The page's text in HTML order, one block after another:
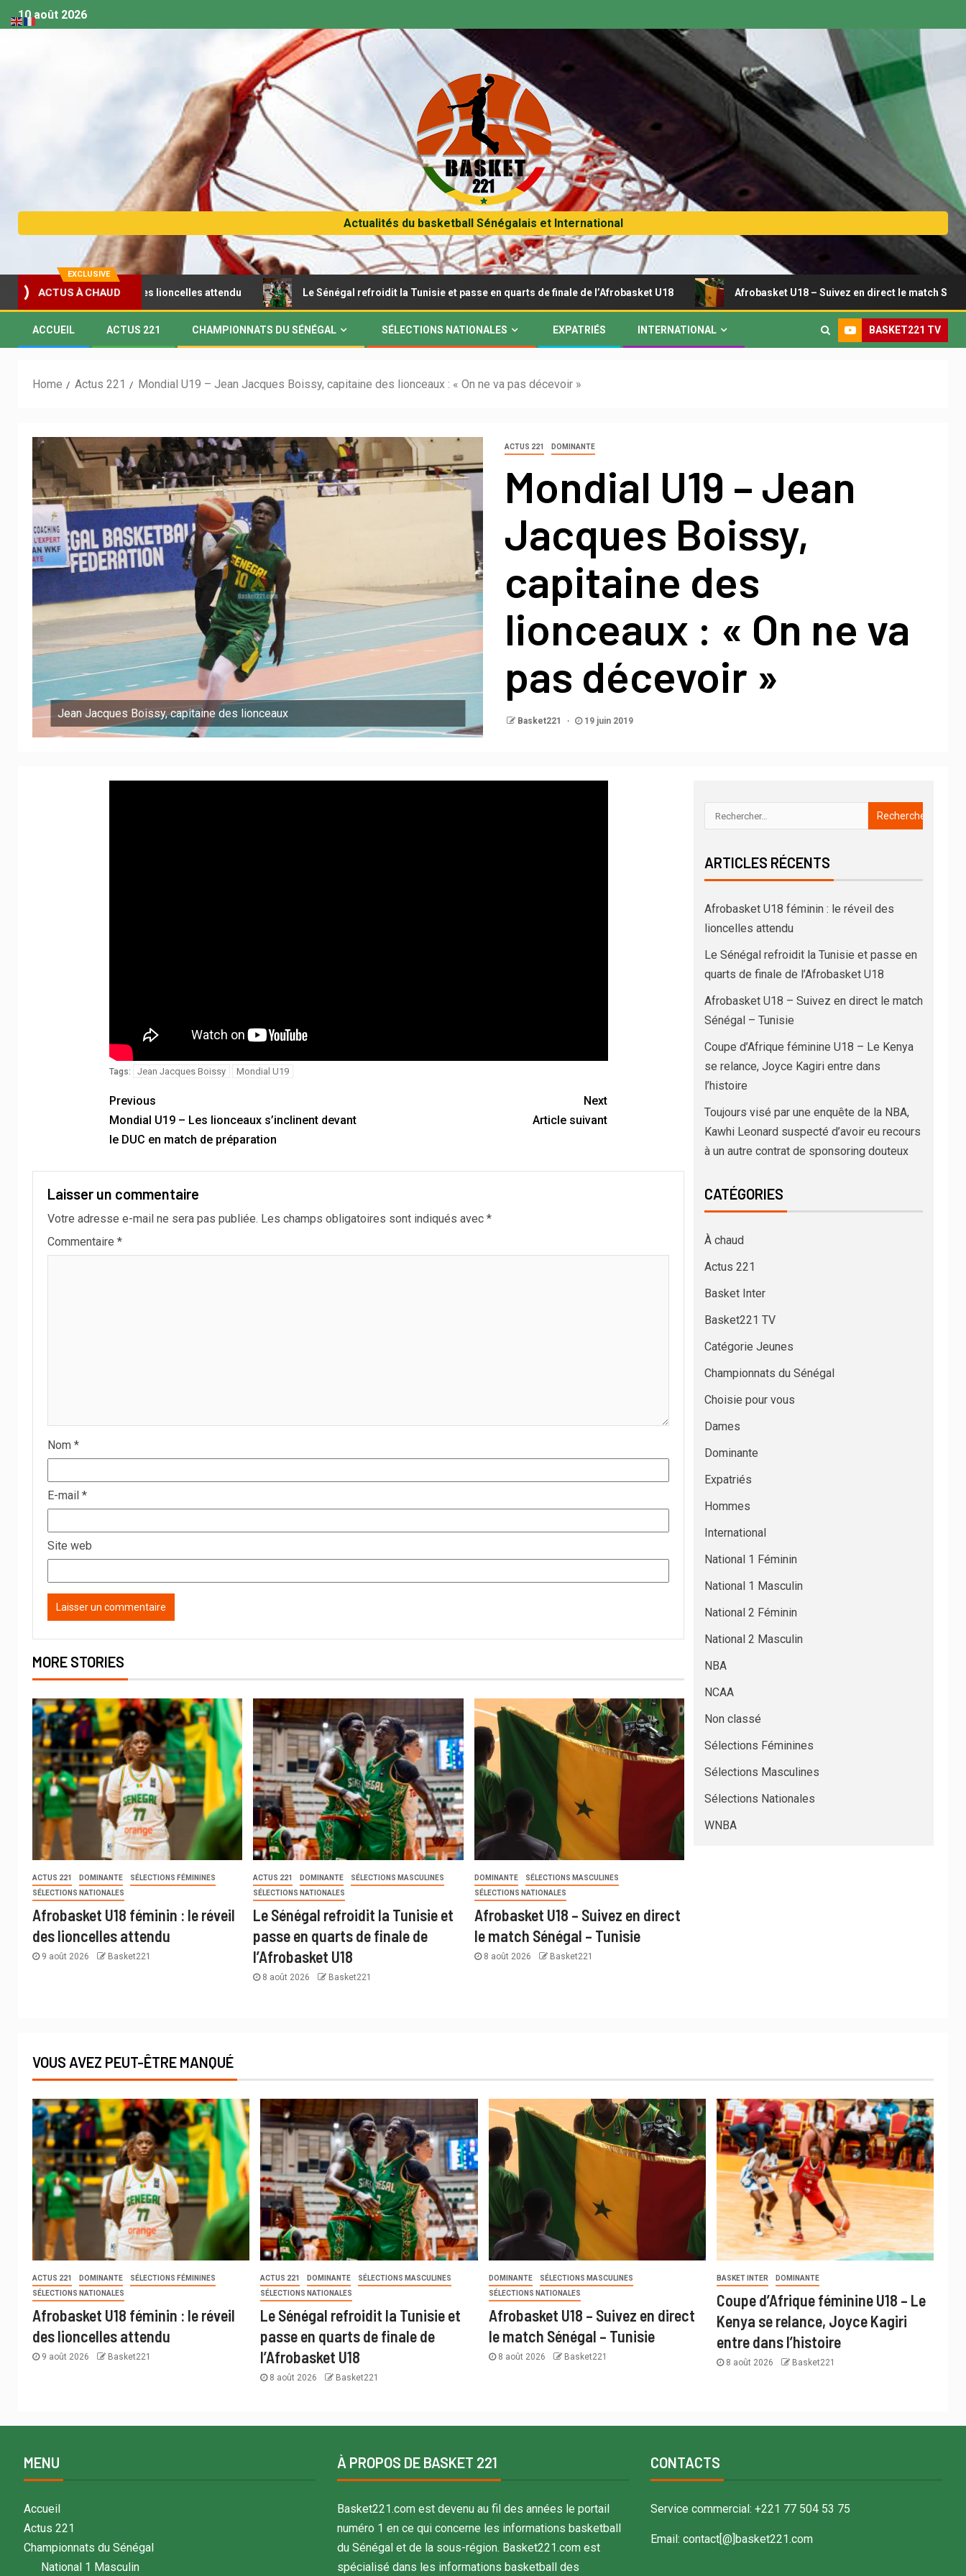
10 août 2026
Actualités du basketball Sénégalais et International
EXCLUSIVE
ACTUS À CHAUD
: le réveil des lioncelles attendu Le Sénégal refroidit la Tunisie et passe en quarts de finale de l’Afrobasket U18 Afrobasket U18 – Suivez en direct le match Sénégal –
ACCUEIL ACTUS 221 CHAMPIONNATS DU SÉNÉGAL SÉLECTIONS NATIONALES EXPATRIÉS INTERNATIONAL BASKET221 TV
Home Actus 221 Mondial U19 – Jean Jacques Boissy, capitaine des lionceaux : « On ne va pas décevoir »
Jean Jacques Boissy, capitaine des lionceaux
ACTUS 221 DOMINANTE
Mondial U19 – Jean
Jacques Boissy,
capitaine des
lionceaux : « On ne va
pas décevoir »
Basket221 19 juin 2019
Tags: Jean Jacques Boissy Mondial U19
Previous
Mondial U19 – Les lionceaux s’inclinent devant
le DUC en match de préparation
Next
Article suivant
Laisser un commentaire
Votre adresse e-mail ne sera pas publiée. Les champs obligatoires sont indiqués avec *
Commentaire *
Nom *
E-mail *
Site web
MORE STORIES
ACTUS 221 DOMINANTE
SÉLECTIONS FÉMININES
SÉLECTIONS NATIONALES
Afrobasket U18 féminin : le réveil
des lioncelles attendu
9 août 2026 Basket221
ACTUS 221 DOMINANTE
SÉLECTIONS MASCULINES
SÉLECTIONS NATIONALES
Le Sénégal refroidit la Tunisie et
passe en quarts de finale de
l’Afrobasket U18
8 août 2026 Basket221
DOMINANTE
SÉLECTIONS MASCULINES
SÉLECTIONS NATIONALES
Afrobasket U18 – Suivez en direct
le match Sénégal – Tunisie
8 août 2026 Basket221
ARTICLES RÉCENTS
Afrobasket U18 féminin : le réveil des
lioncelles attendu
Le Sénégal refroidit la Tunisie et passe en
quarts de finale de l’Afrobasket U18
Afrobasket U18 – Suivez en direct le match
Sénégal – Tunisie
Coupe d’Afrique féminine U18 – Le Kenya
se relance, Joyce Kagiri entre dans
l’histoire
Toujours visé par une enquête de la NBA,
Kawhi Leonard suspecté d’avoir eu recours
à un autre contrat de sponsoring douteux
CATÉGORIES
À chaud
Actus 221
Basket Inter
Basket221 TV
Catégorie Jeunes
Championnats du Sénégal
Choisie pour vous
Dames
Dominante
Expatriés
Hommes
International
National 1 Féminin
National 1 Masculin
National 2 Féminin
National 2 Masculin
NBA
NCAA
Non classé
Sélections Féminines
Sélections Masculines
Sélections Nationales
WNBA
VOUS AVEZ PEUT-ÊTRE MANQUÉ
ACTUS 221 DOMINANTE
SÉLECTIONS FÉMININES
SÉLECTIONS NATIONALES
Afrobasket U18 féminin : le réveil
des lioncelles attendu
9 août 2026 Basket221
ACTUS 221 DOMINANTE
SÉLECTIONS MASCULINES
SÉLECTIONS NATIONALES
Le Sénégal refroidit la Tunisie et
passe en quarts de finale de
l’Afrobasket U18
8 août 2026 Basket221
DOMINANTE
SÉLECTIONS MASCULINES
SÉLECTIONS NATIONALES
Afrobasket U18 – Suivez en direct
le match Sénégal – Tunisie
8 août 2026 Basket221
BASKET INTER DOMINANTE
Coupe d’Afrique féminine U18 – Le
Kenya se relance, Joyce Kagiri
entre dans l’histoire
8 août 2026 Basket221
MENU
Accueil
Actus 221
Championnats du Sénégal
National 1 Masculin
À PROPOS DE BASKET 221
Basket221.com est devenu au fil des années le portail
numéro 1 en ce qui concerne les informations basketball
du Sénégal et de la sous-région. Basket221.com est
spécialisé dans les informations basketball des
CONTACTS
Service commercial: +221 77 504 53 75
Email: contact[@]basket221.com